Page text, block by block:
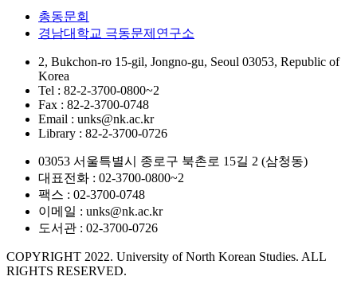
총동문회
경남대학교 극동문제연구소
2, Bukchon-ro 15-gil, Jongno-gu, Seoul 03053, Republic of
Korea
Tel : 82-2-3700-0800~2
Fax : 82-2-3700-0748
Email : unks@nk.ac.kr
Library : 82-2-3700-0726
03053 서울특별시 종로구 북촌로 15길 2 (삼청동)
대표전화 : 02-3700-0800~2
팩스 : 02-3700-0748
이메일 : unks@nk.ac.kr
도서관 : 02-3700-0726
COPYRIGHT 2022. University of North Korean Studies. ALL
RIGHTS RESERVED.